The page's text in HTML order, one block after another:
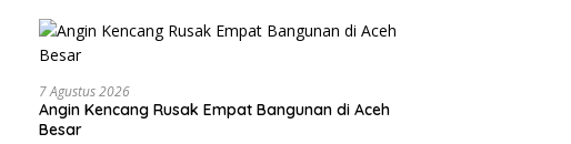
7 Agustus 2026
Angin Kencang Rusak Empat Bangunan di Aceh
Besar